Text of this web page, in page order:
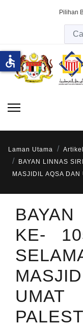
Pilihan
Laman Utama Artikel
BAYAN LINNAS
MASJIDIL AQSA
KE-
accessible